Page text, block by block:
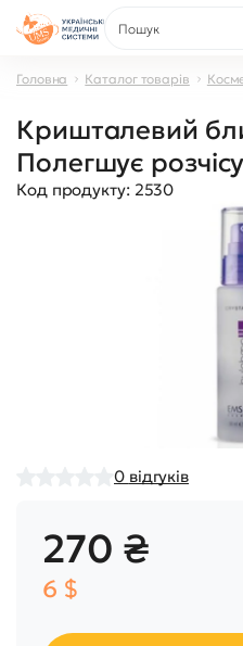
Головна Каталог товарів
Кришталевий
Полегшує
Код продукту: 2530
0 відгуків
270 ₴
6 $